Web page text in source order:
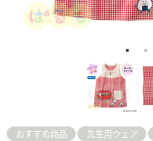
おすすめ商品 先生用ウェア